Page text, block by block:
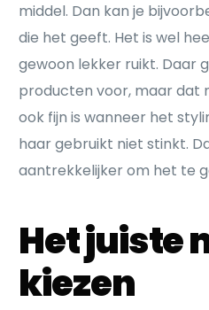
middel. Dan kan je
die het geeft. Het is wel
gewoon lekker ruikt. Daar
producten voor, maar dat
ook fijn is wanneer het
haar gebruikt niet stinkt.
aantrekkelijker om het te
Het juiste
kiezen